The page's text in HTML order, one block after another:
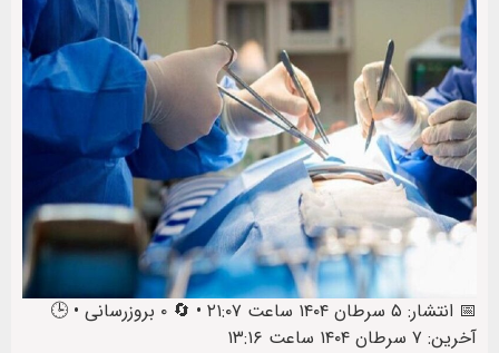
📅 انتشار: ۵ سرطان ۱۴۰۴ ساعت ۲۱:۰۷ • 🔄 ۰ بروزرسانی • 🕒
آخرین: ۷ سرطان ۱۴۰۴ ساعت ۱۳:۱۶